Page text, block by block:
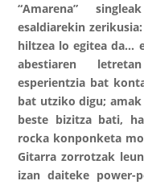
“Amarena”
esaldiarekin
hiltzea lo egitea da…
abestiaren
esperientzia bat
bat utziko digu;
beste bizitza bati,
rocka konponketa
Gitarra zorrotzak
izan daiteke power-